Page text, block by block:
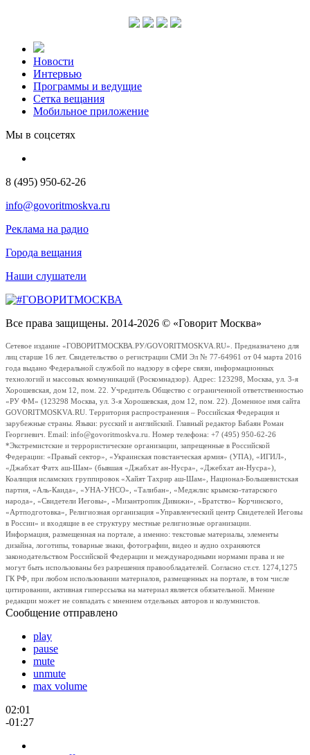
Новости
Интервью
Программы и ведущие
Сетка вещания
Мобильное приложение
Мы в соцсетях
8 (495) 950-62-26
info@govoritmoskva.ru
Реклама на радио
Города вещания
Наши слушатели
Все права защищены. 2014-2026 © «Говорит Москва»
Сетевое издание «ГОВОРИТМОСКВА.РУ/GOVORITMOSKVA.RU». Предназначено для
лиц старше 16 лет. Свидетельство о регистрации СМИ Эл № 77-64961 от 04 марта 2016
года выдано Федеральной службой по надзору в сфере связи, информационных
технологий и массовых коммуникаций (Роскомнадзор). Адрес: 123298, Москва, ул. 3-я
Хорошевская, дом 12, пом. 22. Учредитель Общество с ограниченной ответственностью
«РУ ФМ» (123298 Москва, ул. 3-я Хорошевская, дом 12, пом. 22). Доменное имя сайта
GOVORITMOSKVA.RU. Территория распространения – Российская Федерация и
зарубежные страны. Языки: русский и английский. Главный редактор Бабаян Роман
Георгиевич. Email: info@govoritmoskva.ru. Номер телефона: +7 (495) 950-62-26
*Экстремистские и террористические организации, запрещенные в Российской
Федерации: «Правый сектор», «Украинская повстанческая армия» (УПА), «ИГИЛ»,
«Джабхат Фатх аш-Шам» (бывшая «Джабхат ан-Нусра», «Джебхат ан-Нусра»),
Коалиция исламских группировок «Хайят Тахрир аш-Шам», Национал-Большевистская
партия, «Аль-Каида», «УНА-УНСО», «Талибан», «Меджлис крымско-татарского
народа», «Свидетели Иеговы», «Мизантропик Дивижн», «Братство» Корчинского,
«Артподготовка», Религиозная организация «Управленческий центр Свидетелей Иеговы
в России» и входящие в ее структуру местные религиозные организации.
Информация, размещенная на портале, а именно: текстовые материалы, элементы
дизайна, логотипы, товарные знаки, фотографии, видео и аудио охраняются
законодательством Российской Федерации и международными нормами права и не
могут быть использованы без разрешения правообладателей. Согласно ст.ст. 1274,1275
ГК РФ, при любом использовании материалов, размещенных на портале, в том числе
цитировании, активная гиперссылка на материал является обязательной. Мнение
редакции может не совпадать с мнением отдельных авторов и колумнистов.
Сообщение отправлено
play
pause
mute
unmute
max volume
02:01
-01:27